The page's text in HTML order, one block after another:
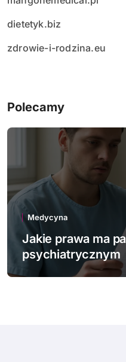
dietetyk.biz
zdrowie-i-rodzina.eu
Polecamy
Medycyna
Jakie innowacje
wspierają polską